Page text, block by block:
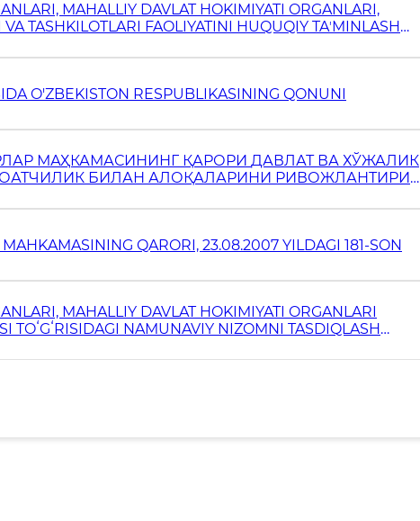
MAHALLIY DAVLAT HOKIMIYATI ORGANLARI,
TASHKILOTLARI FAOLIYATINI HUQUQIY TAʼMINLASH
MAHALLIY DAVLAT HOKIMIYATI TOʻGʻRISIDA O'ZBEKISTON RESPUBLIKASINING QONUNI
ҚАРОРИ ДАВЛАТ ВА ХЎЖАЛИК
БИЛАН АЛОҚАЛАРИНИ РИВОЖЛАНТИРИШ
QARORI, 23.08.2007 YILDAGI 181-SON
MAHALLIY DAVLAT HOKIMIYATI ORGANLARI
NAMUNAVIY NIZOMNI TASDIQLASH